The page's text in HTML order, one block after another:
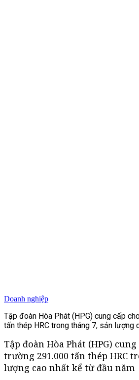
Doanh nghiệp
Tập đoàn Hòa Phát (HPG) cung cấp
tấn thép HRC trong tháng 7, sản lượng
Tập đoàn Hòa Phát (HPG)
trường 291.000 tấn thép HRC
lượng cao nhất kể từ đầu năm